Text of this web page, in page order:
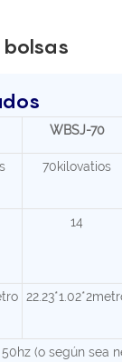
bolsas
WBSJ-70
70kilovatios
14
(o según sea